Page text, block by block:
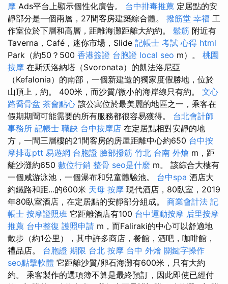
摩 Ads平台上顯示個性化廣告。 台中排毒推薦 定居點的安
靜部分是一個兩層，27間客房建築綜合體。 撥筋堂 幸福 工
作室位於下層和高層，距離海灘距離大約約。 鬆筋 附近有
Taverna，Café，迷你市場，Slide 記帳士 考試 心得 html
Park（約50？500 香港簽證 台胞證 local seo m）。 桃園
按摩 在斯沃洛納塔（Svoronata）的凱法洛尼亞
（Kefalonia）的南部，一個新建造的獨家度假勝地，位於
山頂上，約。 400米，而沙質/微小的海岸線只有約。 文心
路喬骨盆 茶會點心 該公寓位於最美麗的地區之一，乘客在
假期期間可能需要的所有服務都很容易獲得。 台北會計師
事務所 記帳士 職缺 台中按摩店 在定居點​​相對安靜的地
方，一間三層樓的21間客房的房屋距離中心約650 台中按
摩排毒ptt 易遊網 台胞證 臉部撥筋 竹北 台南 外燴 m，距
離沙灘約650 數位行銷 整骨 seo是什麼 m。 該綜合大樓有
一個咸游泳池，一個瀑布和兒童體驗池。 台中spa 酒店大
約鐵路和距...的600米 天母 按摩 現代酒店，80臥室，2019
年80臥室酒店，在定居點的安靜部分組成。 商業會計法 記
帳士 按摩證照班 它距離酒店有100 台中運動按摩 后里按摩
推薦 台中整復 護照申請 m，而Faliraki的中心可以舒適地
散步（約1公里），其中許多商店，餐館，酒吧，咖啡館，
禮品店。 台胞證 期限 台北 按摩 台中 外燴 關鍵字操作
seo點擊軟體 它距離沙質/卵石海灘有600米，只有大約
約。 乘客製作的選項簿不算是最終預訂，因此即使已經付